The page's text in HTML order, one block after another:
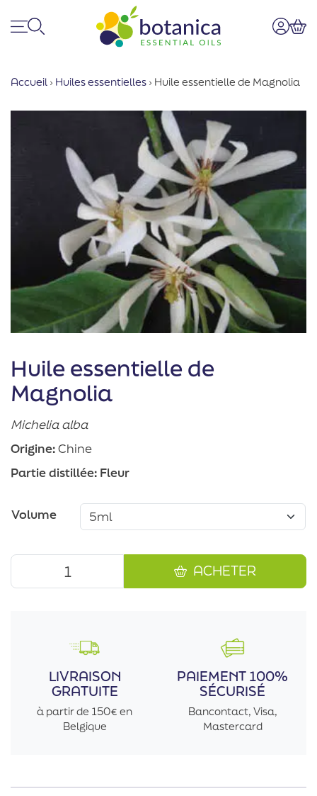
Accueil › Huiles essentielles › Huile essentielle de Magnolia
Huile essentielle de
Magnolia
Michelia alba
Origine:Chine
Partie distillée: Fleur
Volume
ACHETER
LIVRAISON
GRATUITE
à partir de 150€ en
Belgique
PAIEMENT 100%
SÉCURISÉ
Bancontact, Visa,
Mastercard